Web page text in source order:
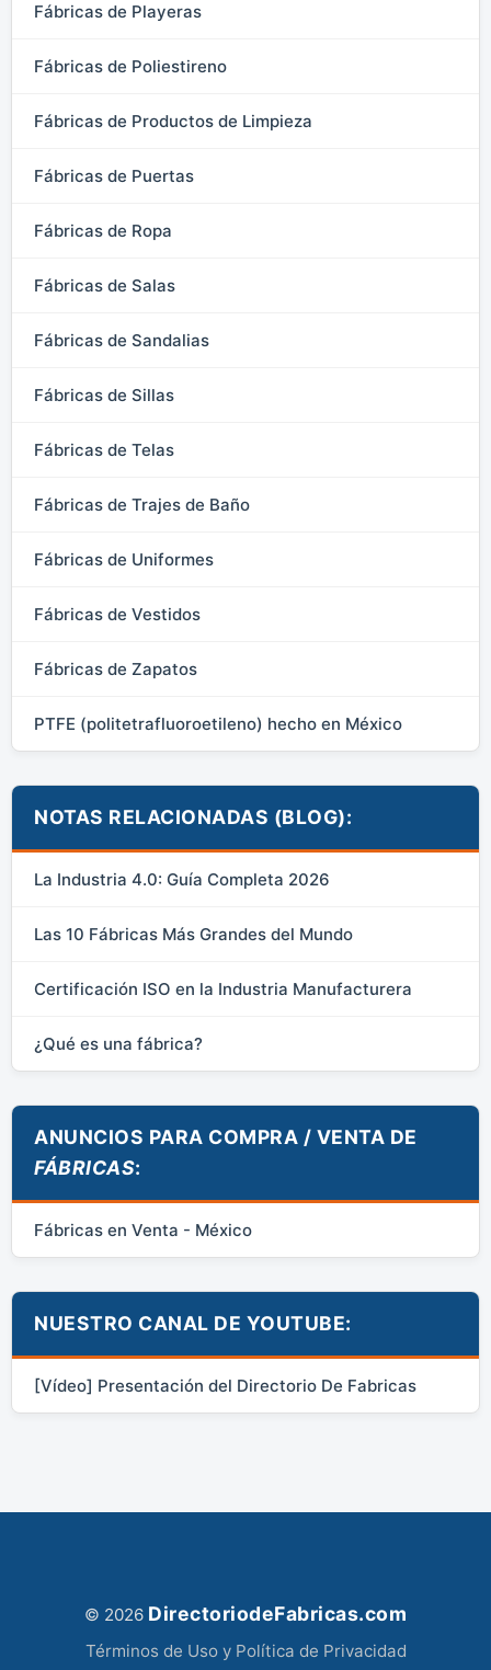
Fábricas de Playeras
Fábricas de Poliestireno
Fábricas de Productos de Limpieza
Fábricas de Puertas
Fábricas de Ropa
Fábricas de Salas
Fábricas de Sandalias
Fábricas de Sillas
Fábricas de Telas
Fábricas de Trajes de Baño
Fábricas de Uniformes
Fábricas de Vestidos
Fábricas de Zapatos
PTFE (politetrafluoroetileno) hecho en México
NOTAS RELACIONADAS (BLOG):
La Industria 4.0: Guía Completa 2026
Las 10 Fábricas Más Grandes del Mundo
Certificación ISO en la Industria Manufacturera
¿Qué es una fábrica?
ANUNCIOS PARA COMPRA / VENTA DE
FÁBRICAS:
Fábricas en Venta - México
NUESTRO CANAL DE YOUTUBE:
[Vídeo] Presentación del Directorio De Fabricas
© 2026 DirectoriodeFabricas.com
Términos de Uso y Política de Privacidad